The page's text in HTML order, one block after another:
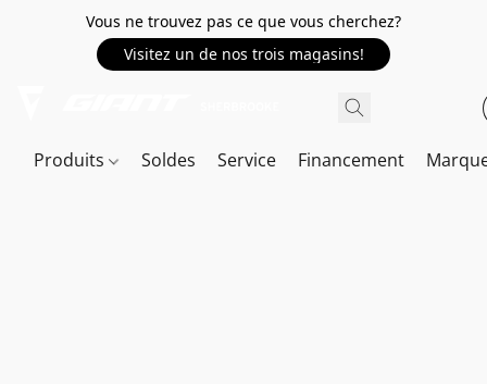
Vous ne trouvez pas ce que vous cherchez?
Visitez un de nos trois magasins!
Produits Soldes Service Financement